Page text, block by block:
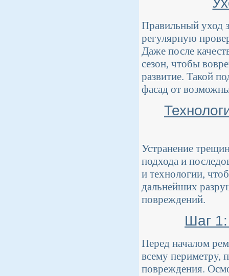
Правильный уход
регулярную
Даже после
сезон, чтобы
развитие. Такой
фасад от
Устранение
подхода и
и технологии,
дальнейших
повреждений.
Шаг 1:
Перед началом
всему периметру,
повреждения.